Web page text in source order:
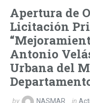
Apertura de
Licitación
Antonio
Urbana del
by NASMAR in